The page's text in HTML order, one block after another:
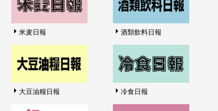
米麦日報 酒類飲料日報
大豆油糧日報 冷食日報